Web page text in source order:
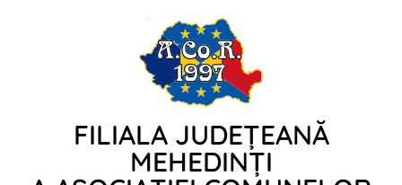
FILIALA JUDEȚEANĂ
MEHEDINȚI